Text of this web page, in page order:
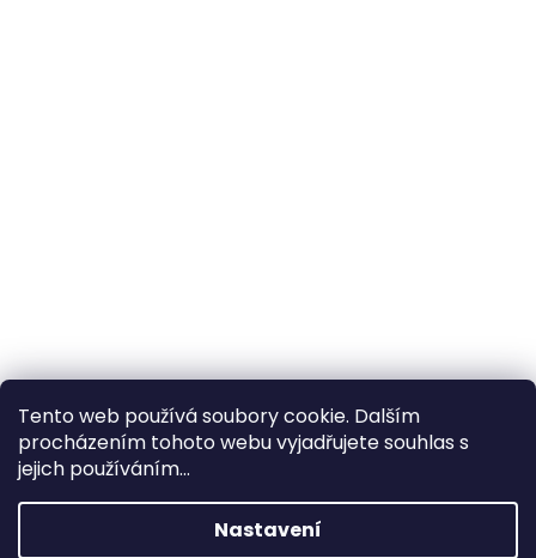
Tento web používá soubory cookie. Dalším
procházením tohoto webu vyjadřujete souhlas s
jejich používáním...
Nastavení
×
Hledáte nejvýhodnější cenu? Získáte jí
pomocíregistrace